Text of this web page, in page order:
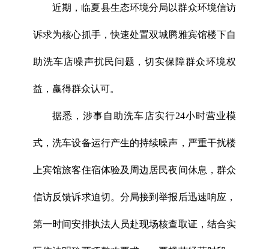
近期，临夏县生态环境分局以群众环境信访
诉求为核心抓手，快速处置双城腾雅宾馆楼下自
助洗车店噪声扰民问题，切实保障群众环境权
益，赢得群众认可。
据悉，涉事自助洗车店实行24小时营业模
式，洗车设备运行产生的持续噪声，严重干扰楼
上宾馆旅客住宿体验及周边居民夜间休息，群众
信访反馈诉求迫切。分局接到举报后迅速响应，
第一时间安排执法人员赴现场核查取证，结合实